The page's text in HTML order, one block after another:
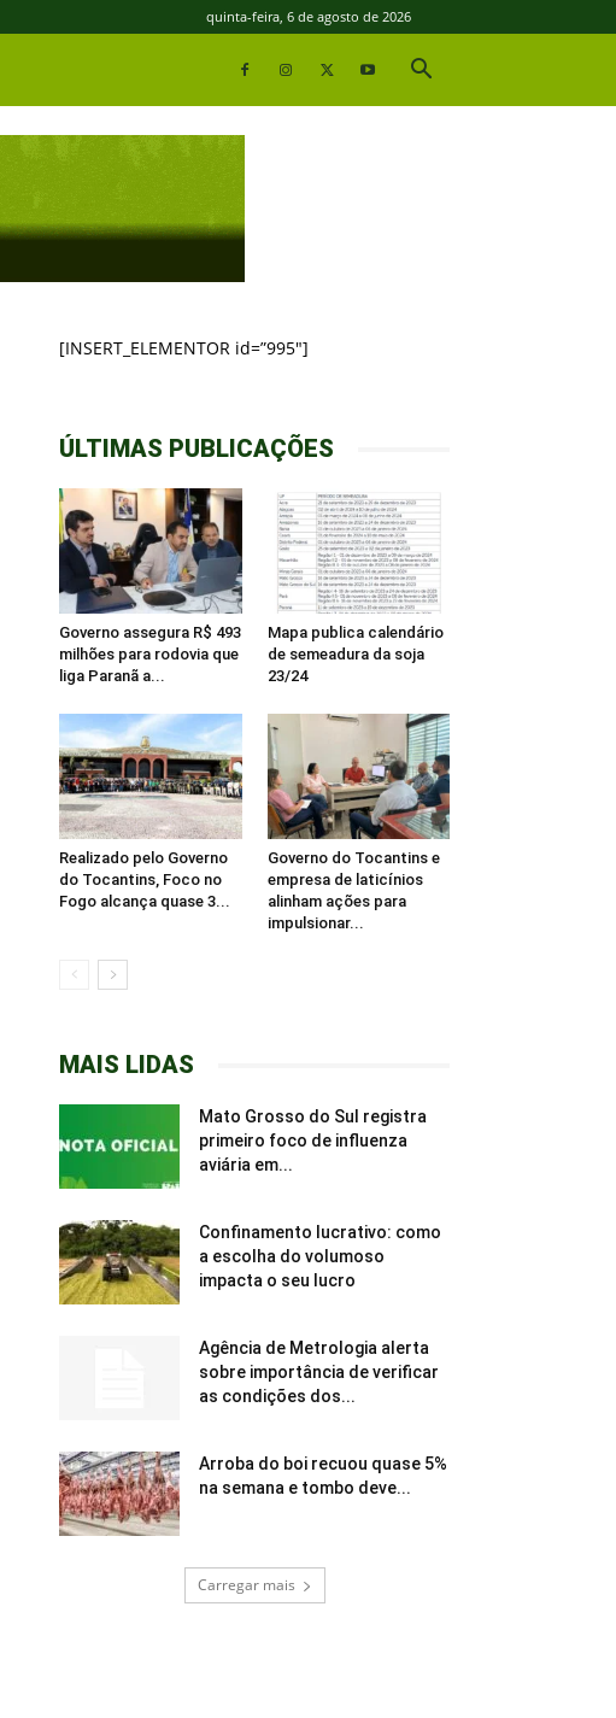
quinta-feira, 6 de agosto de 2026
[INSERT_ELEMENTOR id=”995″]
ÚLTIMAS PUBLICAÇÕES
Governo assegura R$ 493
milhões para rodovia que
liga Paranã a...
Mapa publica calendário
de semeadura da soja
23/24
Realizado pelo Governo
do Tocantins, Foco no
Fogo alcança quase 3...
Governo do Tocantins e
empresa de laticínios
alinham ações para
impulsionar...
MAIS LIDAS
Mato Grosso do Sul registra
primeiro foco de influenza
aviária em...
Confinamento lucrativo: como
a escolha do volumoso
impacta o seu lucro
Agência de Metrologia alerta
sobre importância de verificar
as condições dos...
Arroba do boi recuou quase 5%
na semana e tombo deve...
Carregar mais